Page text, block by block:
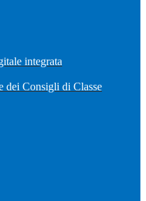
integrata
dei Consigli di Classe